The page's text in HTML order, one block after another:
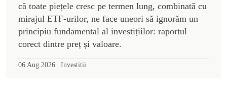
că toate piețele cresc pe termen lung, combinată cu
mirajul ETF-urilor, ne face uneori să ignorăm un
principiu fundamental al investițiilor: raportul
corect dintre preț și valoare.
06 Aug 2026 | Investitii